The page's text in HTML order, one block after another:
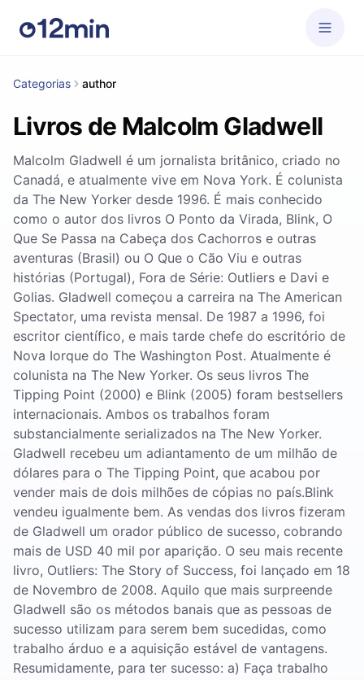
Categorias author
Livros de Malcolm Gladwell
Malcolm Gladwell é um jornalista britânico, criado no
Canadá, e atualmente vive em Nova York. É colunista
da The New Yorker desde 1996. É mais conhecido
como o autor dos livros O Ponto da Virada, Blink, O
Que Se Passa na Cabeça dos Cachorros e outras
aventuras (Brasil) ou O Que o Cão Viu e outras
histórias (Portugal), Fora de Série: Outliers e Davi e
Golias. Gladwell começou a carreira na The American
Spectator, uma revista mensal. De 1987 a 1996, foi
escritor científico, e mais tarde chefe do escritório de
Nova Iorque do The Washington Post. Atualmente é
colunista na The New Yorker. Os seus livros The
Tipping Point (2000) e Blink (2005) foram bestsellers
internacionais. Ambos os trabalhos foram
substancialmente serializados na The New Yorker.
Gladwell recebeu um adiantamento de um milhão de
dólares para o The Tipping Point, que acabou por
vender mais de dois milhões de cópias no país.Blink
vendeu igualmente bem. As vendas dos livros fizeram
de Gladwell um orador público de sucesso, cobrando
mais de USD 40 mil por aparição. O seu mais recente
livro, Outliers: The Story of Success, foi lançado em 18
de Novembro de 2008. Aquilo que mais surpreende
Gladwell são os métodos banais que as pessoas de
sucesso utilizam para serem bem sucedidas, como
trabalho árduo e a aquisição estável de vantagens.
Resumidamente, para ter sucesso: a) Faça trabalho